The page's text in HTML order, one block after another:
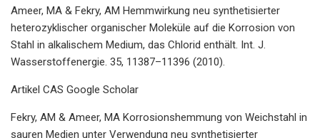
Ameer, MA & Fekry, AM Hemmwirkung neu synthetisierter
heterozyklischer organischer Moleküle auf die Korrosion von
Stahl in alkalischem Medium, das Chlorid enthält. Int. J.
Wasserstoffenergie. 35, 11387–11396 (2010).
Artikel CAS Google Scholar
Fekry, AM & Ameer, MA Korrosionshemmung von Weichstahl in
sauren Medien unter Verwendung neu synthetisierter